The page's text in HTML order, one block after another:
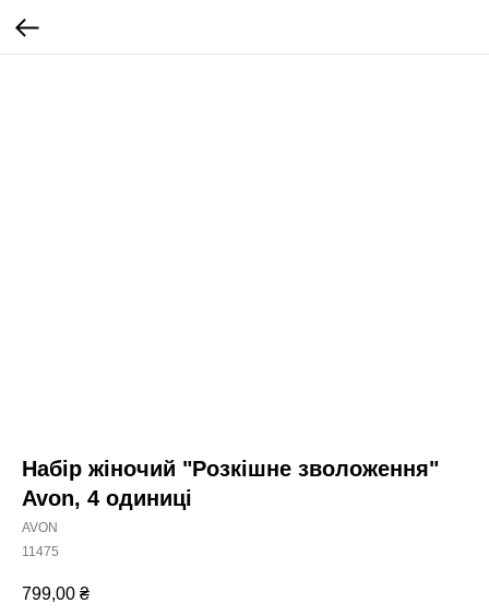
Набір жіночий "Розкішне зволоження"
Avon, 4 одиниці
AVON
11475
799,00 ₴